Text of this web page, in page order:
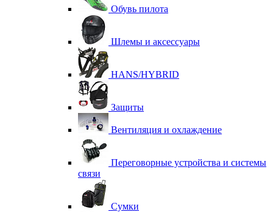
Обувь пилота
Шлемы и аксессуары
HANS/HYBRID
Защиты
Вентиляция и охлаждение
Переговорные устройства и системы
связи
Сумки